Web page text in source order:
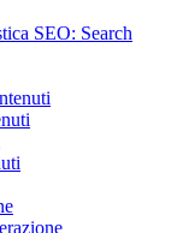
SEO: Search